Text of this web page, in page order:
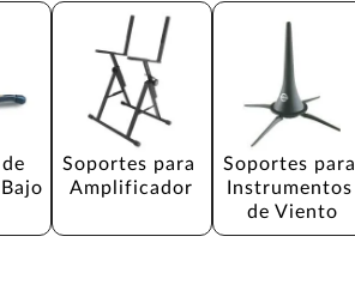
Soportes para
Amplificador
Soportes para
Instrumentos
de Viento